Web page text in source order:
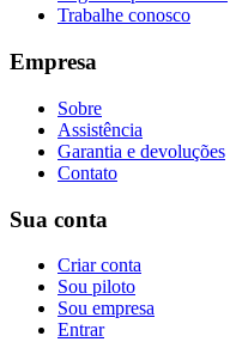
Trabalhe conosco
Empresa
Sobre
Assistência
Garantia e devoluções
Contato
Sua conta
Criar conta
Sou piloto
Sou empresa
Entrar